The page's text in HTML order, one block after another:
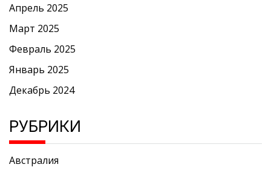
Апрель 2025
Март 2025
Февраль 2025
Январь 2025
Декабрь 2024
РУБРИКИ
Австралия